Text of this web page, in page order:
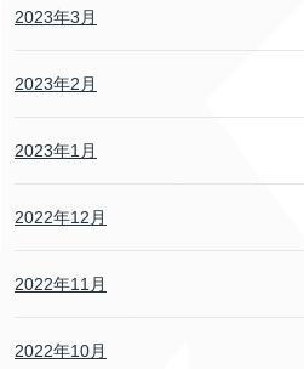
2023年3月
2023年2月
2023年1月
2022年12月
2022年11月
2022年10月